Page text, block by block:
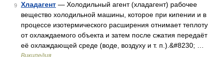
9 Хладагент — Холодильный агент (хладагент) рабочее
вещество холодильной машины, которое при кипении и в
процессе изотермического расширения отнимает теплоту
от охлаждаемого объекта и затем после сжатия передаёт
её охлаждающей среде (воде, воздуху и т. п.).&#8230; …
Википедия